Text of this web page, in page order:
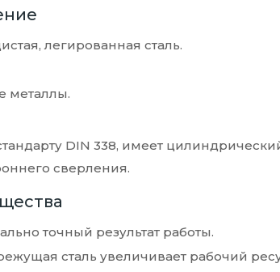
легированная сталь.
металлы.
DIN 338, имеет
сверления.
точный результат работы.
сталь увеличивает рабочий